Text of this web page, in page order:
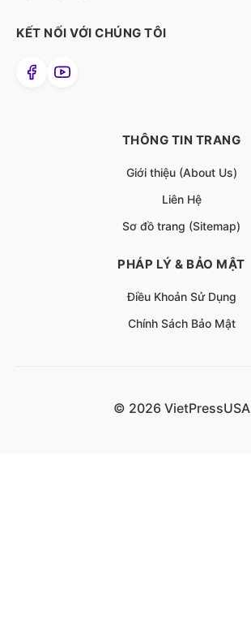
KẾT NỐI VỚI CHÚNG TÔI
THÔNG TIN TRANG
Giới thiệu (About Us)
Liên Hệ
Sơ đồ trang (Sitemap)
PHÁP LÝ & BẢO MẬT
Điều Khoản Sử Dụng
Chính Sách Bảo Mật
© 2026 VietPressUSA